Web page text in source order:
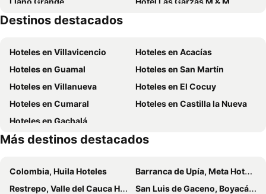
Hotel Lagos De Menegua
Destinos destacados
Hoteles en Villavicencio
Hoteles en Acacías
Hoteles en Guamal
Hoteles en San Martín
Hoteles en Villanueva
Hoteles en El Cocuy
Hoteles en Cumaral
Hoteles en Castilla la Nueva
Hoteles en Gachalá
Más destinos destacados
Colombia, Huila Hoteles
Barranca de Upía, Meta Hoteles
Restrepo, Valle del Cauca Hoteles
San Luis de Gaceno, Boyacá Hoteles